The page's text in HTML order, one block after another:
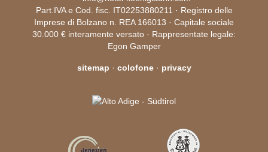
Part.IVA e Cod. fisc. IT02253880211 · Registro delle
Imprese di Bolzano n. REA 166013 · Capitale sociale
30.000 € interamente versato · Rappresentate legale:
Egon Gamper
sitemap · colofone· privacy